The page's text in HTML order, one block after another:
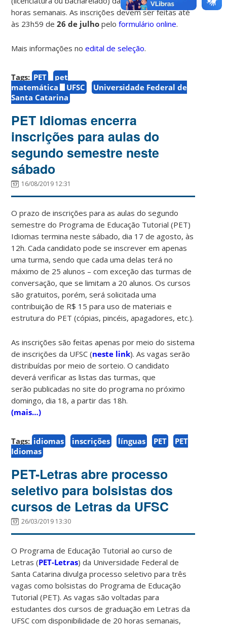
horas semanais. As inscrições devem ser feitas até
às 23h59 de26 de julhopeloformulário online.
Mais informações noedital de seleção.
Tags: PET
pet
matemática
UFSC
Universidade Federal de
Santa Catarina
PET Idiomas encerra
inscrições para aulas do
segundo semestre neste
sábado
16/08/2019 12:31
O prazo de inscrições para as aulas do segundo
semestre do Programa de Educação Tutorial (PET)
Idiomas termina neste sábado, dia 17 de agosto, às
12h. Cada candidato pode se inscrever em apenas
uma turma, sendo que cada uma delas terá no
máximo de 25 alunos – com exceção das turmas de
conversação, que se limitam a 20 alunos. Os cursos
são gratuitos, porém, será solicitada uma
contribuição de R$ 15 para uso de materiais e
estrutura do PET (cópias, pincéis, apagadores, etc.).
As inscrições são feitas apenas por meio do sistema
de inscrições da UFSC (neste link). As vagas serão
distribuídas por meio de sorteio. O candidato
deverá verificar as listas das turmas, que
serão publicadas no site do programa no próximo
domingo, dia 18, a partir das 18h.
(mais…)
Tags: idiomas inscrições línguas PET
PET
Idiomas
PET-Letras abre processo
seletivo para bolsistas dos
cursos de Letras da UFSC
26/03/2019 13:30
O Programa de Educação Tutorial ao curso de
Letras (PET-Letras) da Universidade Federal de
Santa Catarina divulga processo seletivo para três
vagas como bolsistas do Programa de Educação
Tutorial (PET). As vagas são voltadas para
estudantes dos cursos de graduação em Letras da
UFSC com disponibilidade de 20 horas semanais,